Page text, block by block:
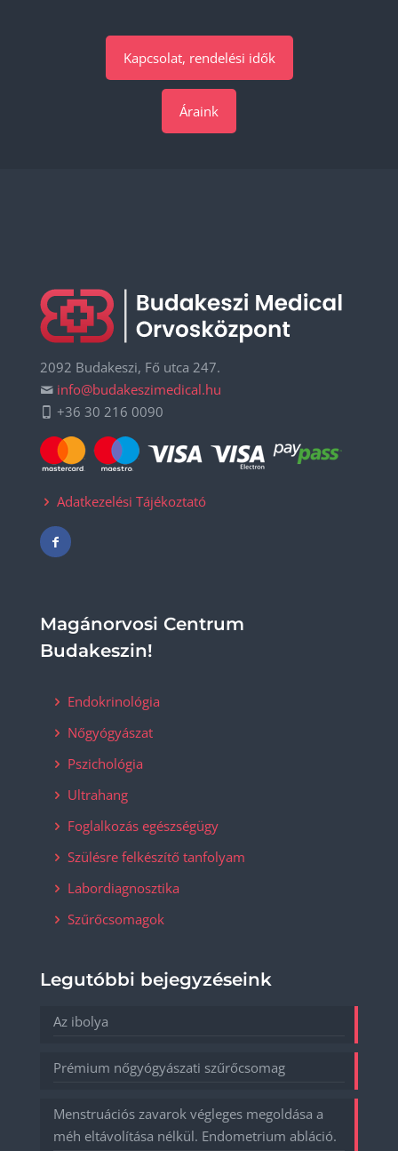
Kapcsolat, rendelési idők
Áraink
2092 Budakeszi, Fő utca 247.
info@budakeszimedical.hu
+36 30 216 0090
Adatkezelési Tájékoztató
Magánorvosi Centrum
Budakeszin!
Endokrinológia
Nőgyógyászat
Pszichológia
Ultrahang
Foglalkozás egészségügy
Szülésre felkészítő tanfolyam
Labordiagnosztika
Szűrőcsomagok
Legutóbbi bejegyzéseink
Az ibolya
Prémium nőgyógyászati szűrőcsomag
Menstruációs zavarok végleges megoldása a
méh eltávolítása nélkül. Endometrium abláció.